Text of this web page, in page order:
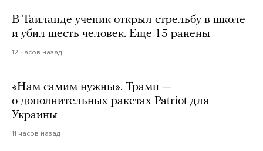
В Таиланде ученик открыл стрельбу в школе
и убил шесть человек. Еще 15 ранены
12 часов назад
«Нам самим нужны». Трамп —
о дополнительных ракетах Patriot для
Украины
11 часов назад